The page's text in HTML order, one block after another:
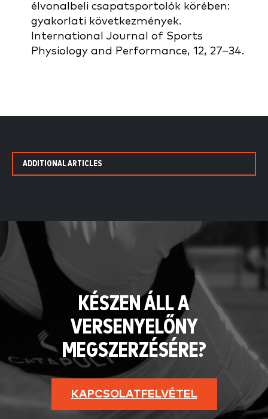
élvonalbeli csapatsportolók körében:
gyakorlati következmények.
International Journal of Sports
Physiology and Performance, 12, 27–34.
ADDITIONAL ARTICLES
KÉSZEN ÁLL A
VERSENYELŐNY
MEGSZERZÉSÉRE?
KAPCSOLATFELVÉTEL